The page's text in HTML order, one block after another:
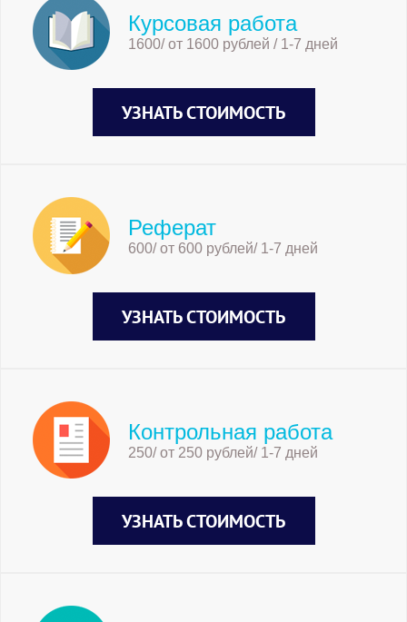
Курсовая работа
1600/ от 1600 рублей / 1-7 дней
УЗНАТЬ СТОИМОСТЬ
Реферат
600/ от 600 рублей/ 1-7 дней
УЗНАТЬ СТОИМОСТЬ
Контрольная работа
250/ от 250 рублей/ 1-7 дней
УЗНАТЬ СТОИМОСТЬ